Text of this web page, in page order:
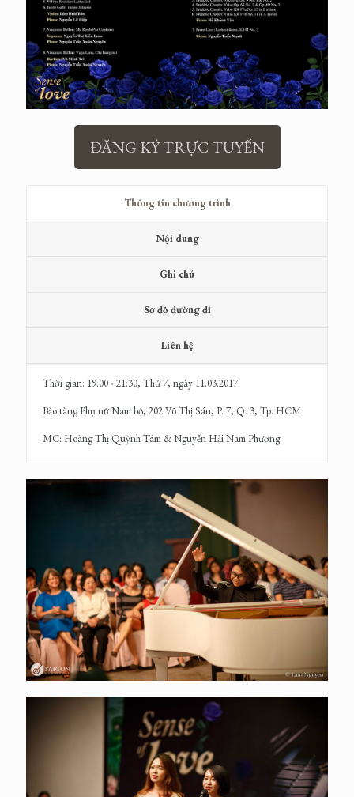
ĐĂNG KÝ TRỰC TUYẾN
Thông tin chương trình
Nội dung
Ghi chú
Sơ đồ đường đi
Liên hệ
Thời gian: 19:00 - 21:30, Thứ 7, ngày 11.03.2017
Bảo tàng Phụ nữ Nam bộ, 202 Võ Thị Sáu, P. 7, Q. 3, Tp. HCM
MC: Hoàng Thị Quỳnh Tâm & Nguyễn Hải Nam Phương